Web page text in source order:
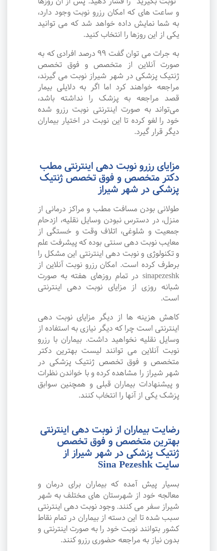
و ساعت های که امکان رزرو نوبت وجود دارد،
به شما نمایش داده خواهد شد که می توانید
یکی از این روزها را انتخاب کنید.
به جرات می‌ توان گفت ۹۹ درصد افرادی که به
صورت آنلاین از متخصص و فوق تخصص
ژنتیک پزشکی در شهر شیراز نوبت می گیرند،
مراجعه خواهند کرد اما اگر به دلایلی بیمار
قصد مراجعه به پزشک را نداشته باشد،
می‌تواند به صورت اینترنتی نوبت رزرو شده
خود را لغو کرده تا این نوبت در اختیار بیماران
دیگر قرار گیرد.
مزایای رزرو نوبت دهی اینترنتی مطب
دکتر متخصص و فوق تخصص ژنتیک
پزشکی در شهر شیراز
طولانی بودن مسافت مطب و مراکز درمانی از
منزل، در دسترس نبودن وسایل نقلیه، ازدحام
جمعیت و شلوغی، اتلاف وقت و خستگی از
معایب نوبت دهی سنتی بوده که پیشرفت علم
و تکنولوژی و نوبت دهی اینترنتی این مشکل را
برطرف کرده است. امکان رزرو نوبت آنلاین از
sinapezeshk در تمام روزهای هفته به صورت
شبانه روزی از مزایای نوبت دهی اینترنتی
است.
کاهش هزینه ها از دیگر مزایای نوبت دهی
اینترنتی است چرا که دیگر نیازی به استفاده از
وسایل نقلیه نخواهید داشت. بیماران با رزرو
نوبت آنلاین می توانند لیست بهترین دکتر
متخصص و فوق تخصص ژنتیک پزشکی در
شهر شیراز را مشاهده کرده و با خواندن نظرات
و پیشنهادات بیماران قبلی و همچنین سوابق
پزشک یکی از آنها را انتخاب کنند.
رضایت بیماران از نوبت دهی اینترنتی
بهترین متخصص و فوق تخصص
ژنتیک پزشکی در شهر شیراز از
سایت Sina Pezeshk
بسیار پیش آمده که بیماران برای درمان و
معالجه خود از شهرستان های مختلف به شهر
شیراز سفر می کنند. وجود نوبت دهی اینترنتی
سبب شده تا این دسته از بیماران در تمام نقاط
کشور بتوانند نوبت خود را به صورت اینترنتی و
بدون نیاز به مراجعه حضوری رزرو کنند.